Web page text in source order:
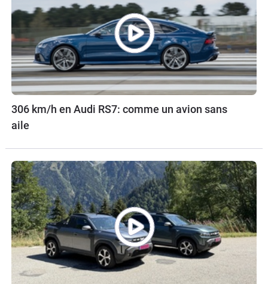
306 km/h en Audi RS7: comme un avion sans
aile